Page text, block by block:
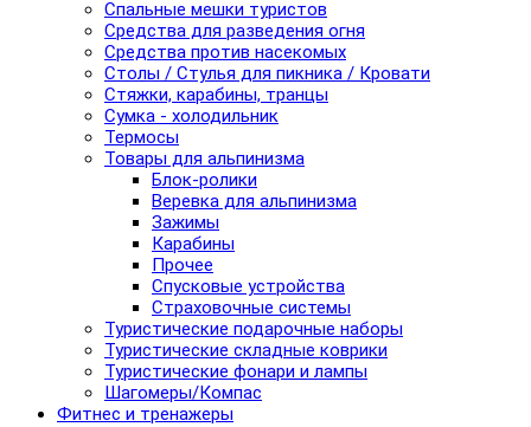
Спальные мешки туристов
Средства для разведения огня
Средства против насекомых
Столы / Стулья для пикника / Кровати
Стяжки, карабины, транцы
Сумка - холодильник
Термосы
Товары для альпинизма
Блок-ролики
Веревка для альпинизма
Зажимы
Карабины
Прочее
Спусковые устройства
Страховочные системы
Туристические подарочные наборы
Туристические складные коврики
Туристические фонари и лампы
Шагомеры/Компас
Фитнес и тренажеры